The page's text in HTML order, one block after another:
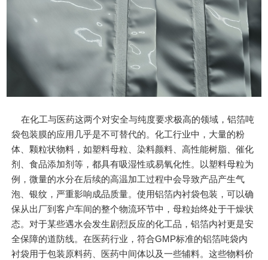
在化工与医药这两个对安全与纯度要求极高的领域，铝箔吨
袋包装膜的应用几乎是不可替代的。化工行业中，大量的粉
体、颗粒状物料，如塑料母粒、染料颜料、高性能树脂、催化
剂、食品添加剂等，都具有吸湿性或易氧化性。以塑料母粒为
例，微量的水分在后续的高温加工过程中会导致产品产生气
泡、银纹，严重影响成品质量。使用铝箔内衬袋包装，可以确
保从出厂到客户车间的整个物流环节中，母粒始终处于干燥状
态。对于某些遇水会发生剧烈反应的化工品，铝箔内衬更是安
全保障的道防线。在医药行业，符合GMP标准的铝箔吨袋内
衬袋用于包装原料药、医药中间体以及一些辅料。这些物料价